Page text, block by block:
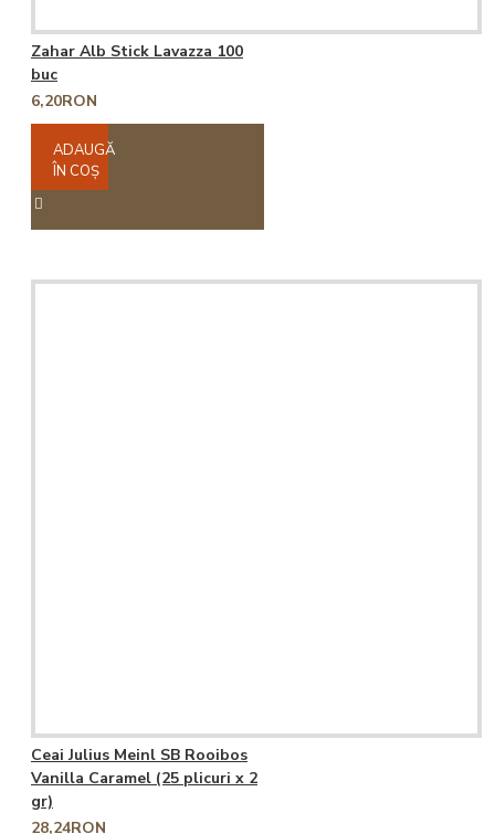
Zahar Alb Stick Lavazza 100
buc
6,20RON
ADAUGĂ
ÎN COŞ
Ceai Julius Meinl SB Rooibos
Vanilla Caramel (25 plicuri x 2
gr)
28,24RON